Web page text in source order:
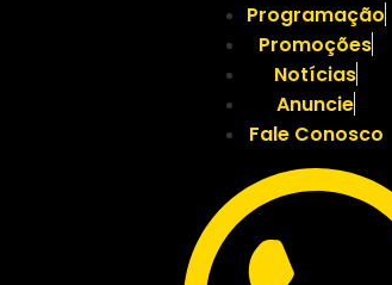
Programação
Promoções
Notícias
Anuncie
Fale Conosco